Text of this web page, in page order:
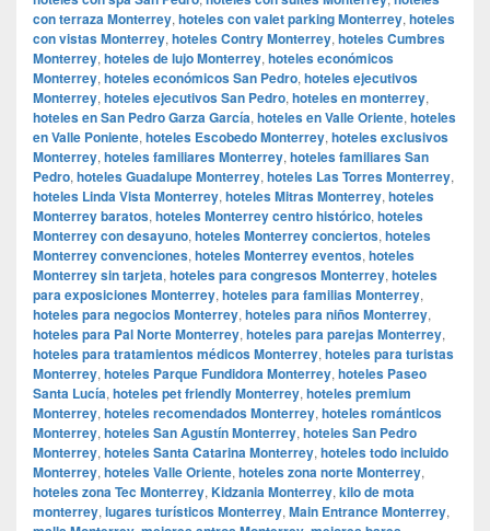
con terraza Monterrey, hoteles con valet parking Monterrey, hoteles
con vistas Monterrey, hoteles Contry Monterrey, hoteles Cumbres
Monterrey, hoteles de lujo Monterrey, hoteles económicos
Monterrey, hoteles económicos San Pedro, hoteles ejecutivos
Monterrey, hoteles ejecutivos San Pedro, hoteles en monterrey,
hoteles en San Pedro Garza García, hoteles en Valle Oriente, hoteles
en Valle Poniente, hoteles Escobedo Monterrey, hoteles exclusivos
Monterrey, hoteles familiares Monterrey, hoteles familiares San
Pedro, hoteles Guadalupe Monterrey, hoteles Las Torres Monterrey,
hoteles Linda Vista Monterrey, hoteles Mitras Monterrey, hoteles
Monterrey baratos, hoteles Monterrey centro histórico, hoteles
Monterrey con desayuno, hoteles Monterrey conciertos, hoteles
Monterrey convenciones, hoteles Monterrey eventos, hoteles
Monterrey sin tarjeta, hoteles para congresos Monterrey, hoteles
para exposiciones Monterrey, hoteles para familias Monterrey,
hoteles para negocios Monterrey, hoteles para niños Monterrey,
hoteles para Pal Norte Monterrey, hoteles para parejas Monterrey,
hoteles para tratamientos médicos Monterrey, hoteles para turistas
Monterrey, hoteles Parque Fundidora Monterrey, hoteles Paseo
Santa Lucía, hoteles pet friendly Monterrey, hoteles premium
Monterrey, hoteles recomendados Monterrey, hoteles románticos
Monterrey, hoteles San Agustín Monterrey, hoteles San Pedro
Monterrey, hoteles Santa Catarina Monterrey, hoteles todo incluido
Monterrey, hoteles Valle Oriente, hoteles zona norte Monterrey,
hoteles zona Tec Monterrey, Kidzania Monterrey, kilo de mota
monterrey, lugares turísticos Monterrey, Main Entrance Monterrey,